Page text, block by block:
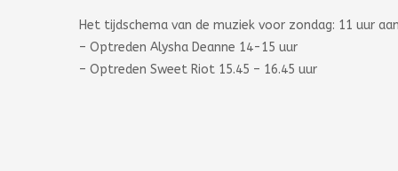
Het tijdschema van de muziek voor zondag: 11 uur
– Optreden Alysha Deanne 14-15 uur
– Optreden Sweet Riot 15.45 – 16.45 uur